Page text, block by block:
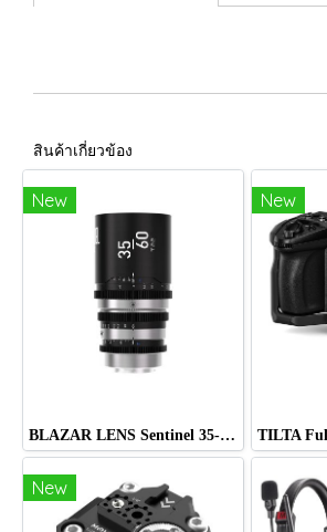
สินค้าเกี่ยวข้อง
New
BLAZAR LENS Sentinel 35-60mm T2.2-T2.8 Full-Frame 1.33x Anamorphic Zoom Lens (Sony E)
New
New